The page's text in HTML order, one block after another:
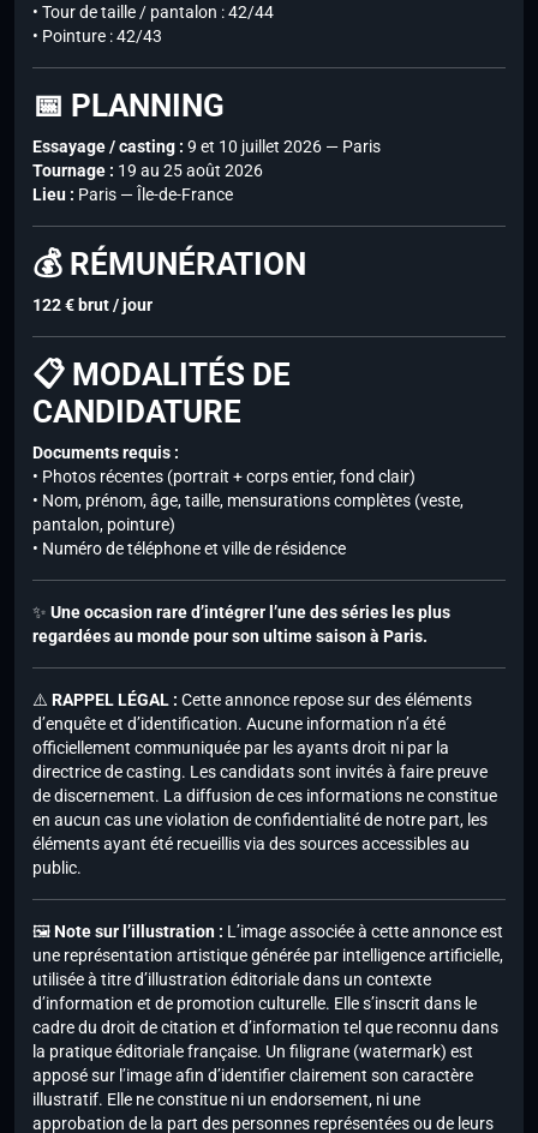
• Tour de taille / pantalon : 42/44
• Pointure : 42/43
📅 PLANNING
Essayage / casting : 9 et 10 juillet 2026 — Paris
Tournage : 19 au 25 août 2026
Lieu : Paris — Île-de-France
💰 RÉMUNÉRATION
122 € brut / jour
📋 MODALITÉS DE
CANDIDATURE
Documents requis :
• Photos récentes (portrait + corps entier, fond clair)
• Nom, prénom, âge, taille, mensurations complètes (veste,
pantalon, pointure)
• Numéro de téléphone et ville de résidence
✨ Une occasion rare d’intégrer l’une des séries les plus
regardées au monde pour son ultime saison à Paris.
⚠️ RAPPEL LÉGAL : Cette annonce repose sur des éléments
d’enquête et d’identification. Aucune information n’a été
officiellement communiquée par les ayants droit ni par la
directrice de casting. Les candidats sont invités à faire preuve
de discernement. La diffusion de ces informations ne constitue
en aucun cas une violation de confidentialité de notre part, les
éléments ayant été recueillis via des sources accessibles au
public.
🖼️Note sur l’illustration : L’image associée à cette annonce est
une représentation artistique générée par intelligence artificielle,
utilisée à titre d’illustration éditoriale dans un contexte
d’information et de promotion culturelle. Elle s’inscrit dans le
cadre du droit de citation et d’information tel que reconnu dans
la pratique éditoriale française. Un filigrane (watermark) est
apposé sur l’image afin d’identifier clairement son caractère
illustratif. Elle ne constitue ni un endorsement, ni une
approbation de la part des personnes représentées ou de leurs